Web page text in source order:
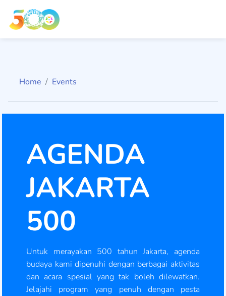
Home Events
AGENDA
JAKARTA
500
Untuk merayakan 500 tahun Jakarta, agenda
budaya kami dipenuhi dengan berbagai aktivitas
dan acara spesial yang tak boleh dilewatkan.
Jelajahi program yang penuh dengan pesta